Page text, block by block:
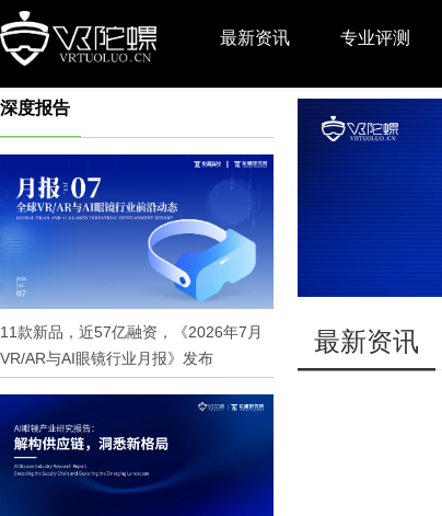
最新资讯 专业评测
深度报告
11款新品，近57亿融资，《2026年7月
VR/AR与AI眼镜行业月报》发布
最新资讯